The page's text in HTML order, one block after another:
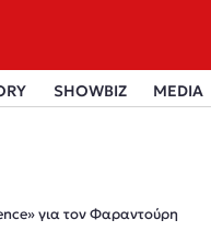
SHOWBIZ MEDIA
για τον Φαραντούρη